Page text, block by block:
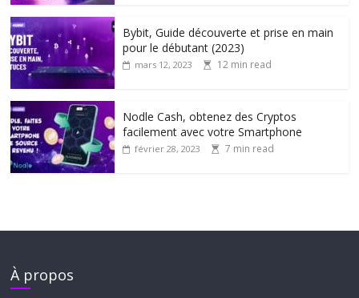
Bybit, Guide découverte et prise en main
pour le débutant (2023)
mars 12, 2023 12 min read
Nodle Cash, obtenez des Cryptos
facilement avec votre Smartphone
février 28, 2023 7 min read
À propos